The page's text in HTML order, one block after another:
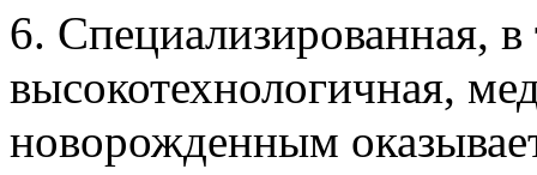
6. Специализированная, в
высокотехнологичная,
новорожденным